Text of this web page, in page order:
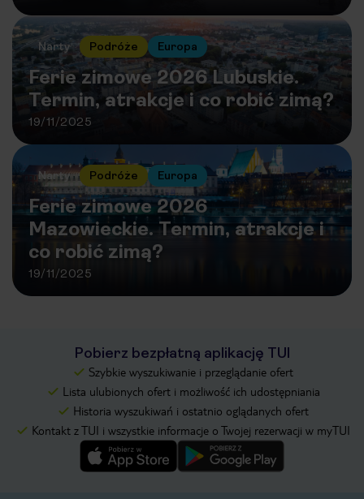
Narty Podróże Europa
Ferie zimowe 2026 Lubuskie.
Termin, atrakcje i co robić zimą?
19/11/2025
Narty Podróże Europa
Ferie zimowe 2026
Mazowieckie. Termin, atrakcje i
co robić zimą?
19/11/2025
Pobierz bezpłatną aplikację TUI
Szybkie wyszukiwanie i przeglądanie ofert
Lista ulubionych ofert i możliwość ich udostępniania
Historia wyszukiwań i ostatnio oglądanych ofert
Kontakt z TUI i wszystkie informacje o Twojej rezerwacji w myTUI